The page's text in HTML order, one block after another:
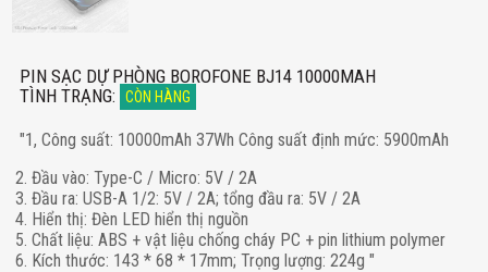
PIN SẠC DỰ PHÒNG BOROFONE BJ14 10000MAH
TÌNH TRẠNG: CÒN HÀNG
"1, Công suất: 10000mAh 37Wh Công suất định mức: 5900mAh
2. Đầu vào: Type-C / Micro: 5V / 2A
3. Đầu ra: USB-A 1/2: 5V / 2A; tổng đầu ra: 5V / 2A
4. Hiển thị: Đèn LED hiển thị nguồn
5. Chất liệu: ABS + vật liệu chống cháy PC + pin lithium polymer
6. Kích thước: 143 * 68 * 17mm; Trọng lượng: 224g "